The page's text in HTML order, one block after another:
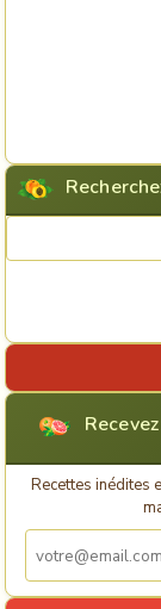
Recettes inédites